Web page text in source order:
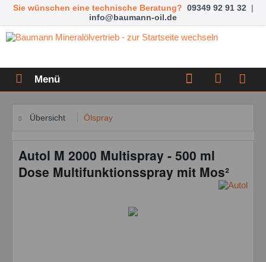
Sie wünschen eine technische Beratung? 09349 92 91 32 |
info@baumann-oil.de
Menü
Übersicht Ölspray
Autol M 2000 Multispray - 500 ml
Dose Multifunktionsspray mit Mos²